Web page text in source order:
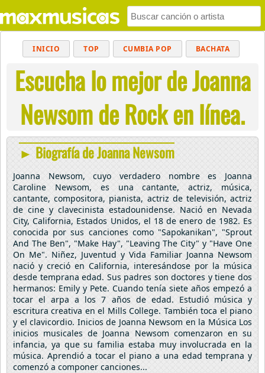
INICIO TOP CUMBIA POP BACHATA
MUSICA CRISTIANA REGGAETON
BALADAS ALTERNATIVO ELECTRÓNICA
CUMBIAS
Escucha lo mejor de Joanna
Newsom de Rock en línea.
► Biografía de Joanna Newsom
Joanna Newsom, cuyo verdadero nombre es Joanna
Caroline Newsom, es una cantante, actriz, música,
cantante, compositora, pianista, actriz de televisión, actriz
de cine y clavecinista estadounidense. Nació en Nevada
City, California, Estados Unidos, el 18 de enero de 1982. Es
conocida por sus canciones como "Sapokanikan", "Sprout
And The Ben", "Make Hay", "Leaving The City" y "Have One
On Me". Niñez, Juventud y Vida Familiar Joanna Newsom
nació y creció en California, interesándose por la música
desde temprana edad. Sus padres son doctores y tiene dos
hermanos: Emily y Pete. Cuando tenía siete años empezó a
tocar el arpa a los 7 años de edad. Estudió música y
escritura creativa en el Mills College. También toca el piano
y el clavicordio. Inicios de Joanna Newsom en la Música Los
inicios musicales de Joanna Newsom comenzaron en su
infancia, ya que su familia estaba muy involucrada en la
música. Aprendió a tocar el piano a una edad temprana y
comenzó a componer canciones...